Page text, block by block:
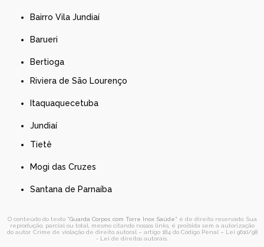
Bairro Vila Jundiaí
Barueri
Bertioga
Riviera de São Lourenço
Itaquaquecetuba
Jundiaí
Tietê
Mogi das Cruzes
Santana de Parnaíba
O conteúdo do texto "Guarda Corpos com Torre Inox Saúde" é de direito reservado. Sua
reprodução, parcial ou total, mesmo citando nossos links, é proibida sem a autorização
do autor. Crime de violação de direito autoral – artigo 184 do Código Penal – Lei 9610/98
- Lei de direitos autorais